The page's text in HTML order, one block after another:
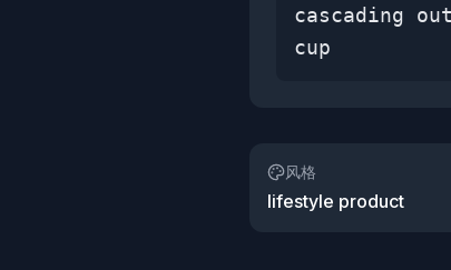
cascading
cup
风格
lifestyle product